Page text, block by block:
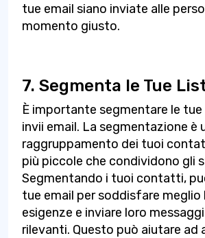
tue email siano inviate alle
momento giusto.
7. Segmenta le Tue
È importante segmentare le
invii email. La segmentazione è
raggruppamento dei tuoi
più piccole che condividono gli
Segmentando i tuoi contatti,
tue email per soddisfare meglio
esigenze e inviare loro
rilevanti. Questo può aiutare ad